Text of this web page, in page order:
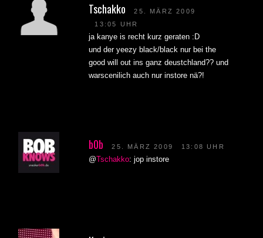
Tschakko
25. MÄRZ 2009
13:05 UHR
ja kanye is recht kurz geraten :D
und der yeezy black/black nur bei the
good will out ins ganz deustchland?? und
warscenilich auch nur instore nä?!
b0b 25. MÄRZ 2009 13:08 UHR
@Tschakko: jop instore